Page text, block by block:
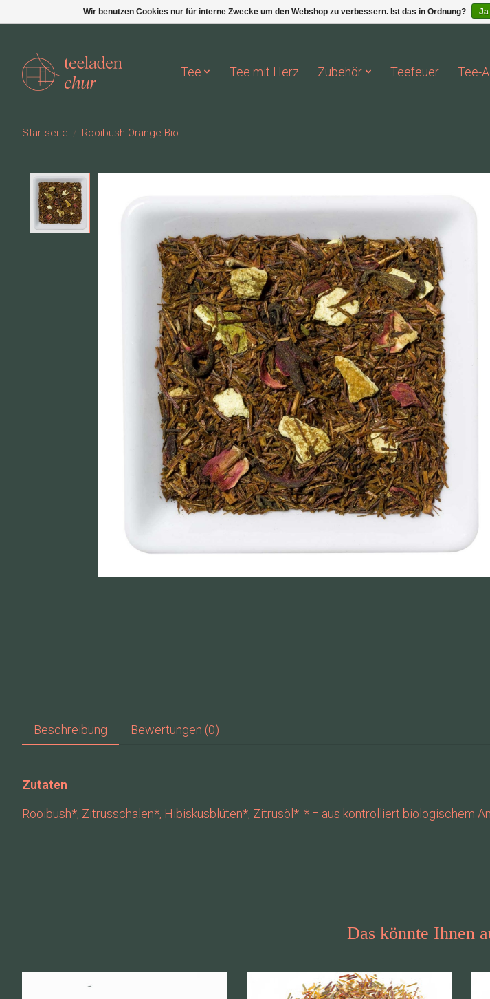
Tee Tee mit Herz Zubehör Teefeuer Tee-
Startseite / Rooibush Orange Bio
Beschreibung Bewertungen (0)
Zutaten
Rooibush*, Zitrusschalen*, Hibiskusblüten*, Zitrusöl*. * = aus kontrolliert biologischem
Das könnte Ihnen
Wir benutzen Cookies nur für interne Zwecke um den Webshop zu verbessern. Ist das in Ordnung? Ja